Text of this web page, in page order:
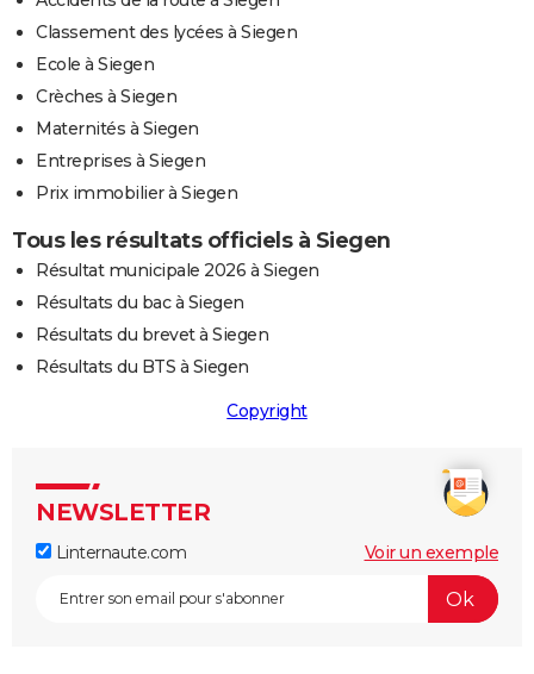
Classement des lycées à Siegen
Ecole à Siegen
Crèches à Siegen
Maternités à Siegen
Entreprises à Siegen
Prix immobilier à Siegen
Tous les résultats officiels à Siegen
Résultat municipale 2026 à Siegen
Résultats du bac à Siegen
Résultats du brevet à Siegen
Résultats du BTS à Siegen
Copyright
NEWSLETTER
Linternaute.com Voir un exemple